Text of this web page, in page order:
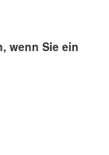
wenn Sie ein